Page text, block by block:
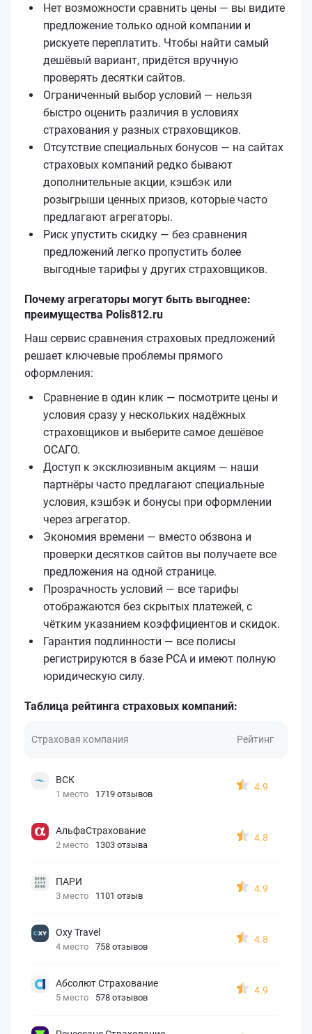
Нет возможности сравнить цены — вы видите
предложение только одной компании и
рискуете переплатить. Чтобы найти самый
дешёвый вариант, придётся вручную
проверять десятки сайтов.
Ограниченный выбор условий — нельзя
быстро оценить различия в условиях
страхования у разных страховщиков.
Отсутствие специальных бонусов — на сайтах
страховых компаний редко бывают
дополнительные акции, кэшбэк или
розыгрыши ценных призов, которые часто
предлагают агрегаторы.
Риск упустить скидку — без сравнения
предложений легко пропустить более
выгодные тарифы у других страховщиков.
Почему агрегаторы могут быть выгоднее:
преимущества Polis812.ru
Наш сервис сравнения страховых предложений
решает ключевые проблемы прямого
оформления:
Сравнение в один клик — посмотрите цены и
условия сразу у нескольких надёжных
страховщиков и выберите самое дешёвое
ОСАГО.
Доступ к эксклюзивным акциям — наши
партнёры часто предлагают специальные
условия, кэшбэк и бонусы при оформлении
через агрегатор.
Экономия времени — вместо обзвона и
проверки десятков сайтов вы получаете все
предложения на одной странице.
Прозрачность условий — все тарифы
отображаются без скрытых платежей, с
чётким указанием коэффициентов и скидок.
Гарантия подлинности — все полисы
регистрируются в базе РСА и имеют полную
юридическую силу.
Таблица рейтинга страховых компаний:
Страховая компания Рейтинг
ВСК
1 место 1719 отзывов
4.9
АльфаСтрахование
2 место 1303 отзыва
4.8
ПАРИ
3 место 1101 отзыв
4.9
Oxy Travel
4 место 758 отзывов
4.8
Абсолют Страхование
5 место 578 отзывов
4.9